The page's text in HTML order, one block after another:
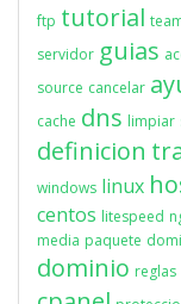
ftp tutorial
servidor guias
source cancelar
cache dns limpiar
definicion
windows linux
centos litespeed
media paquete
dominio reglas